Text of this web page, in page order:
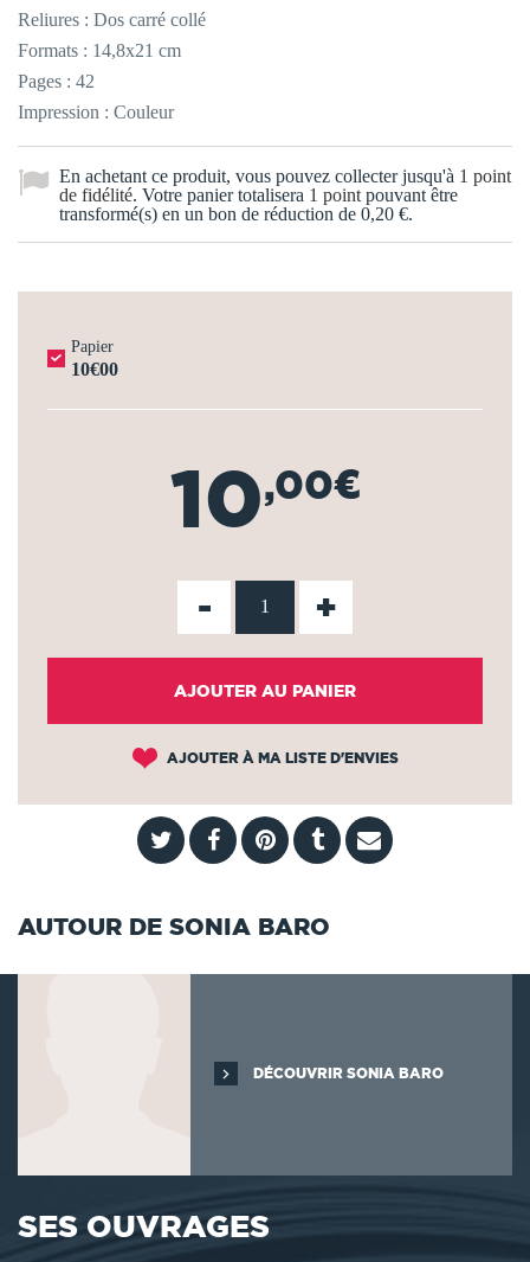
Reliures : Dos carré collé
Formats : 14,8x21 cm
Pages : 42
Impression : Couleur
En achetant ce produit, vous pouvez collecter jusqu'à 1 point
de fidélité. Votre panier totalisera 1 point pouvant être
transformé(s) en un bon de réduction de 0,20 €.
Papier
10€00
10,00€
- +
AJOUTER AU PANIER
AJOUTER À MA LISTE D'ENVIES
AUTOUR DE SONIA BARO
DÉCOUVRIR SONIA BARO
SES OUVRAGES